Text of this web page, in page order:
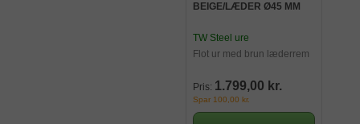
BEIGE/LÆDER Ø45 MM
TW Steel ure
Flot ur med brun læderrem
Pris: 1.799,00 kr.
Spar 100,00 kr.